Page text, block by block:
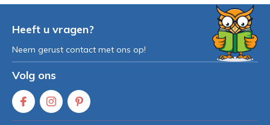
Heeft u vragen?
Neem gerust contact met ons op!
Volg ons